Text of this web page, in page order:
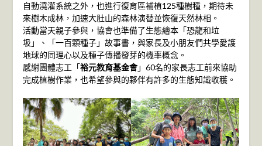
自動澆灌系統之外，也進行復育區補植125種樹種，期待未
來樹木成林，加速大肚山的森林演替並恢復天然林相。
活動當天親子參與，協會也準備了生態繪本「恐龍和垃
圾」、「一百顆種子」故事書，與家長及小朋友們共學愛護
地球的同理心以及種子傳播發芽的機率概念。
感謝團體志工「裕元教育基金會」60名的家長志工前來協助
完成植樹作業，也希望參與的夥伴有許多的生態知識收穫。